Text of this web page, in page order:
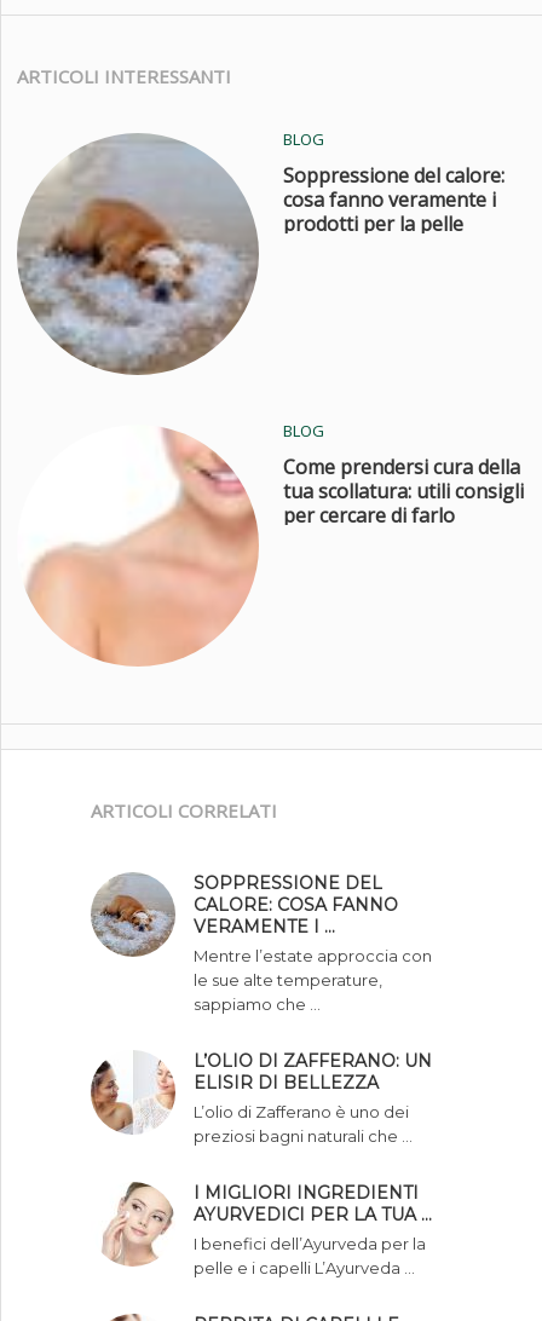
ARTICOLI INTERESSANTI
BLOG
Soppressione del calore:
cosa fanno veramente i
prodotti per la pelle
BLOG
Come prendersi cura della
tua scollatura: utili consigli
per cercare di farlo
ARTICOLI CORRELATI
SOPPRESSIONE DEL
CALORE: COSA FANNO
VERAMENTE I …
Mentre l’estate approccia con
le sue alte temperature,
sappiamo che …
L’OLIO DI ZAFFERANO: UN
ELISIR DI BELLEZZA
L’olio di Zafferano è uno dei
preziosi bagni naturali che …
I MIGLIORI INGREDIENTI
AYURVEDICI PER LA TUA …
I benefici dell’Ayurveda per la
pelle e i capelli L’Ayurveda …